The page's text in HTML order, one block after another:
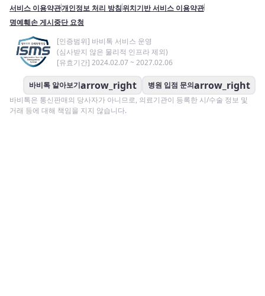
서비스 이용약관개인정보 처리 방침위치기반 서비스 이용약관
명예훼손 게시중단 요청
[인증범위] 바비톡 서비스 운영
(심사받지 않은 물리적 인프라 제외)
[유효기간] 2024.02.07 ~ 2027.02.06
바비톡 알아보기arrow_right 병원 입점 문의arrow_right
바비톡은 통신판매의 당사자가 아니므로, 의료기관이 등록한 시/수술 정보 및
거래 등에 대해 책임을 지지 않습니다.